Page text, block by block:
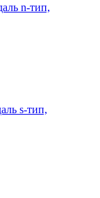
n-тип,
s-тип,